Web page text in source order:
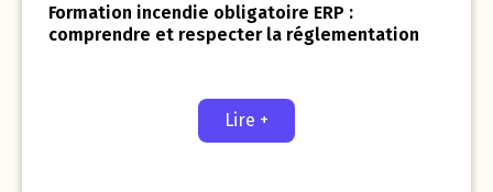
Formation incendie obligatoire ERP :
comprendre et respecter la réglementation
Lire +